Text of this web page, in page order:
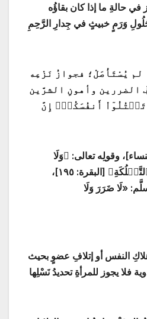
في حالةِ ما إذا كان بقاؤُه
وَرَمٍ خبيثٍ في جِدارِ الرَّحِمِ
لم يُسْتَأْصَلْ؛ فجوازُ نَزْعِه
الضررين وأهونِ الشرَّين
تَقۡتُلُوٓاْ أَنفُسَكُمۡۚ إِنَّ
رَحِيمٗا ٢٩﴾ [النساء]، وقولِه تعالى: ﴿وَلَا
تُلۡقُواْ بِأَيۡدِيكُمۡ إِلَى ٱلتَّهۡلُكَةِ﴾ [البقرة: ١٩٥]،
«لَا ضَرَرَ وَلَا
النفس أو إتلافِ عضوٍ بحيث
فلا يجوز للمرأةِ تحديدُ نَسْلِها